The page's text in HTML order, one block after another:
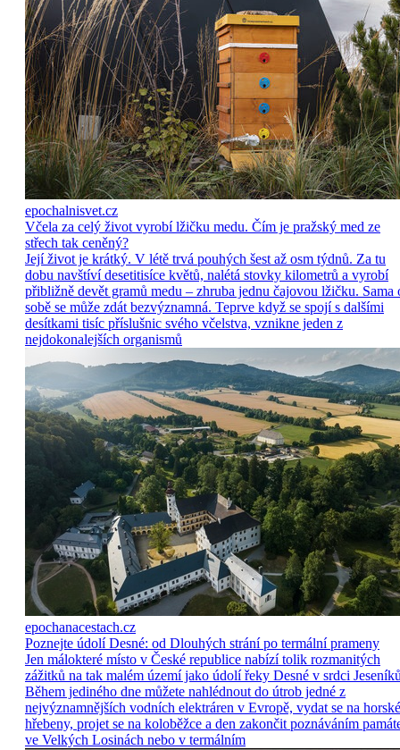
epochalnisvet.cz
Včela za celý život vyrobí lžičku medu. Čím je pražský med ze
střech tak ceněný?
Její život je krátký. V létě trvá pouhých šest až osm týdnů. Za tu
dobu navštíví desetitisíce květů, nalétá stovky kilometrů a vyrobí
přibližně devět gramů medu – zhruba jednu čajovou lžičku. Sama
sobě se může zdát bezvýznamná. Teprve když se spojí s dalšími
desítkami tisíc příslušnic svého včelstva, vznikne jeden z
nejdokonalejších organismů
epochanacestach.cz
Poznejte údolí Desné: od Dlouhých strání po termální prameny
Jen málokteré místo v České republice nabízí tolik rozmanitých
zážitků na tak malém území jako údolí řeky Desné v srdci
Během jediného dne můžete nahlédnout do útrob jedné z
nejvýznamnějších vodních elektráren v Evropě, vydat se na horské
hřebeny, projet se na koloběžce a den zakončit poznáváním
ve Velkých Losinách nebo v termálním